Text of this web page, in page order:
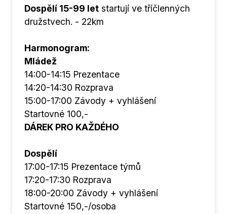
Dospělí 15-99 let startují ve tříčlenných
družstvech. - 22km
Harmonogram:
Mládež
14:00-14:15 Prezentace
14:20-14:30 Rozprava
15:00-17:00 Závody + vyhlášení
Startovné 100,-
DÁREK PRO KAŽDÉHO
Dospělí
17:00-17:15 Prezentace týmů
17:20-17:30 Rozprava
18:00-20:00 Závody + vyhlášení
Startovné 150,-/osoba